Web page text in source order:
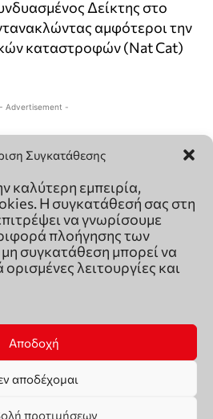
Συγκατάθεσης
καλύτερη εμπειρία,
Η συγκατάθεσή σας στη
να γνωρίσουμε
πλοήγησης των
συγκατάθεση μπορεί να
λειτουργίες και
Αποδοχή
αποδέχομαι
προτιμήσεων